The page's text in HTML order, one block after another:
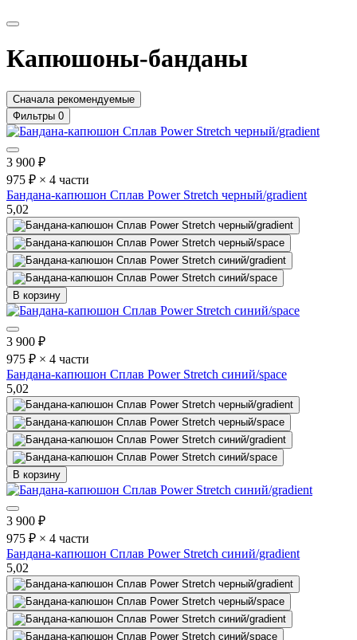
Капюшоны-банданы
Сначала рекомендуемые
Фильтры 0
3 900 ₽
975 ₽ × 4 части
Бандана-капюшон Сплав Power Stretch черный/gradient
5,02
В корзину
3 900 ₽
975 ₽ × 4 части
Бандана-капюшон Сплав Power Stretch синий/space
5,02
В корзину
3 900 ₽
975 ₽ × 4 части
Бандана-капюшон Сплав Power Stretch синий/gradient
5,02